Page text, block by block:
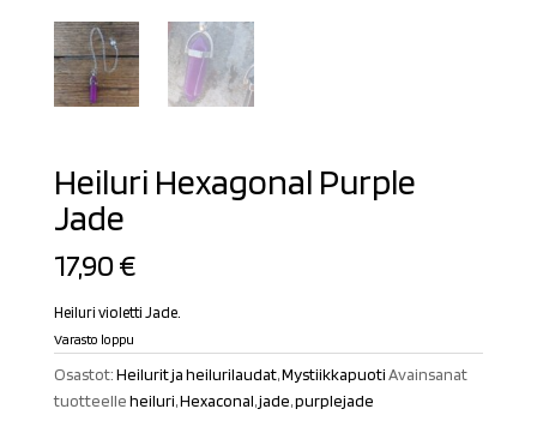
Heiluri Hexagonal Purple
Jade
17,90€
Heiluri violetti Jade.
Varasto loppu
Osastot:Heilurit ja heilurilaudat,MystiikkapuotiAvainsanat
tuotteelleheiluri,Hexaconal,jade,purplejade